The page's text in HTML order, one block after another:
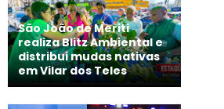
São João de Meriti
realiza Blitz Ambiental e
distribui mudas nativas
em Vilar dos Teles